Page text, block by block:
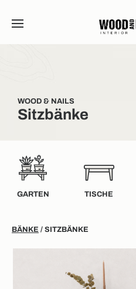
WOOD & NAILS
Sitzbänke
GARTEN TISCHE
BÄNKE / SITZBÄNKE